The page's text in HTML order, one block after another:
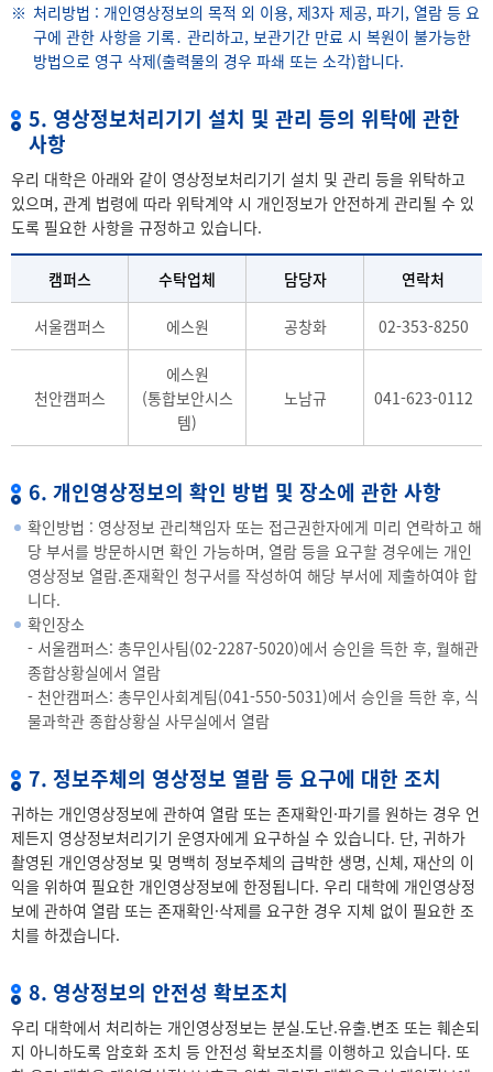
처리방법 : 개인영상정보의 목적 외 이용, 제3자 제공, 파기, 열람 등 요
구에 관한 사항을 기록․ 관리하고, 보관기간 만료 시 복원이 불가능한
방법으로 영구 삭제(출력물의 경우 파쇄 또는 소각)합니다.
5. 영상정보처리기기 설치 및 관리 등의 위탁에 관한
사항
우리 대학은 아래와 같이 영상정보처리기기 설치 및 관리 등을 위탁하고
있으며, 관계 법령에 따라 위탁계약 시 개인정보가 안전하게 관리될 수 있
도록 필요한 사항을 규정하고 있습니다.
캠퍼스 수탁업체 담당자 연락처
서울캠퍼스 에스원 공창화 02-353-8250
천안캠퍼스
에스원
(통합보안시스
템)
노남규 041-623-0112
6. 개인영상정보의 확인 방법 및 장소에 관한 사항
확인방법 : 영상정보 관리책임자 또는 접근권한자에게 미리 연락하고 해
당 부서를 방문하시면 확인 가능하며, 열람 등을 요구할 경우에는 개인
영상정보 열람.존재확인 청구서를 작성하여 해당 부서에 제출하여야 합
니다.
확인장소
- 서울캠퍼스: 총무인사팀(02-2287-5020)에서 승인을 득한 후, 월해관
종합상황실에서 열람
- 천안캠퍼스: 총무인사회계팀(041-550-5031)에서 승인을 득한 후, 식
물과학관 종합상황실 사무실에서 열람
7. 정보주체의 영상정보 열람 등 요구에 대한 조치
귀하는 개인영상정보에 관하여 열람 또는 존재확인·파기를 원하는 경우 언
제든지 영상정보처리기기 운영자에게 요구하실 수 있습니다. 단, 귀하가
촬영된 개인영상정보 및 명백히 정보주체의 급박한 생명, 신체, 재산의 이
익을 위하여 필요한 개인영상정보에 한정됩니다. 우리 대학에 개인영상정
보에 관하여 열람 또는 존재확인·삭제를 요구한 경우 지체 없이 필요한 조
치를 하겠습니다.
8. 영상정보의 안전성 확보조치
우리 대학에서 처리하는 개인영상정보는 분실.도난.유출.변조 또는 훼손되
지 아니하도록 암호화 조치 등 안전성 확보조치를 이행하고 있습니다. 또